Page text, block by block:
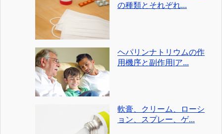
の種類とそれぞれ...
ヘパリンナトリウムの作
用機序と副作用|ア...
軟膏、クリーム、ローシ
ョン、スプレー、ゲ...